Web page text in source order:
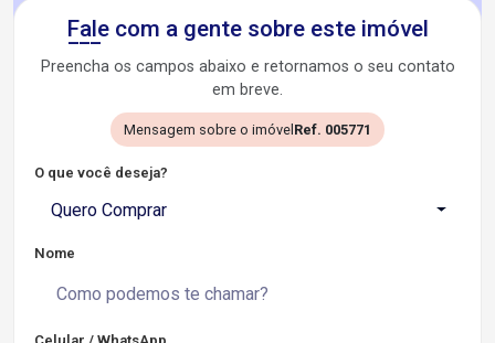
Fale com a gente sobre este imóvel
Preencha os campos abaixo e retornamos o seu contato
em breve.
Mensagem sobre o imóvelRef. 005771
O que você deseja?
Quero Comprar
Nome
Celular / WhatsApp